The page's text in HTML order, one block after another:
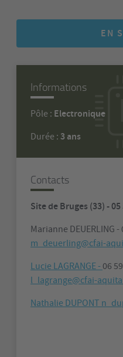
EN
Informations
Pôle : Electronique
Durée : 3 ans
Contacts
Site de Bruges (33) - 05
Marianne DEUERLING -
m_deuerling@cfai-
Lucie LAGRANGE - 06
l_lagrange@cfai-
Nathalie DUPONT